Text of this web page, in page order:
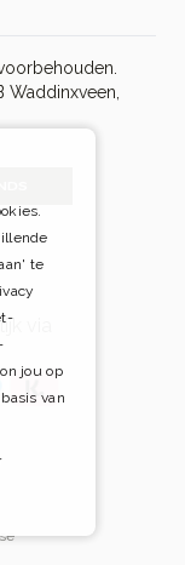
Waddinxveen,
via
te
jou op
van